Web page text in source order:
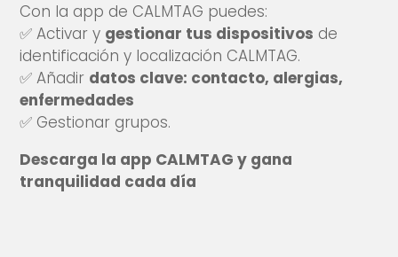
Con la app de CALMTAG puedes:
✅ Activar y gestionar tus dispositivos de
identificación y localización CALMTAG.
✅ Añadir datos clave: contacto, alergias,
enfermedades
✅ Gestionar grupos.
Descarga la app CALMTAG y gana
tranquilidad cada día